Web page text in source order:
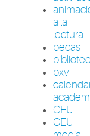
a la
lectura
becas
bxvi
CEU
CEU